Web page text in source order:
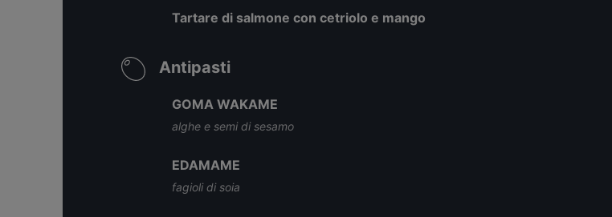
Tartare di salmone con cetriolo e mango
Antipasti
GOMA WAKAME
alghe e semi di sesamo
EDAMAME
fagioli di soia